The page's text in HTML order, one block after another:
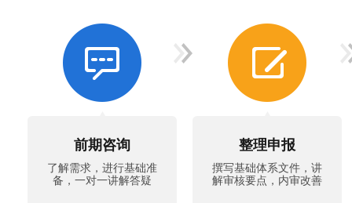
前期咨询
了解需求，进行基础准
备，一对一讲解答疑
整理申报
撰写基础体系文件，讲
解审核要点，内审改善